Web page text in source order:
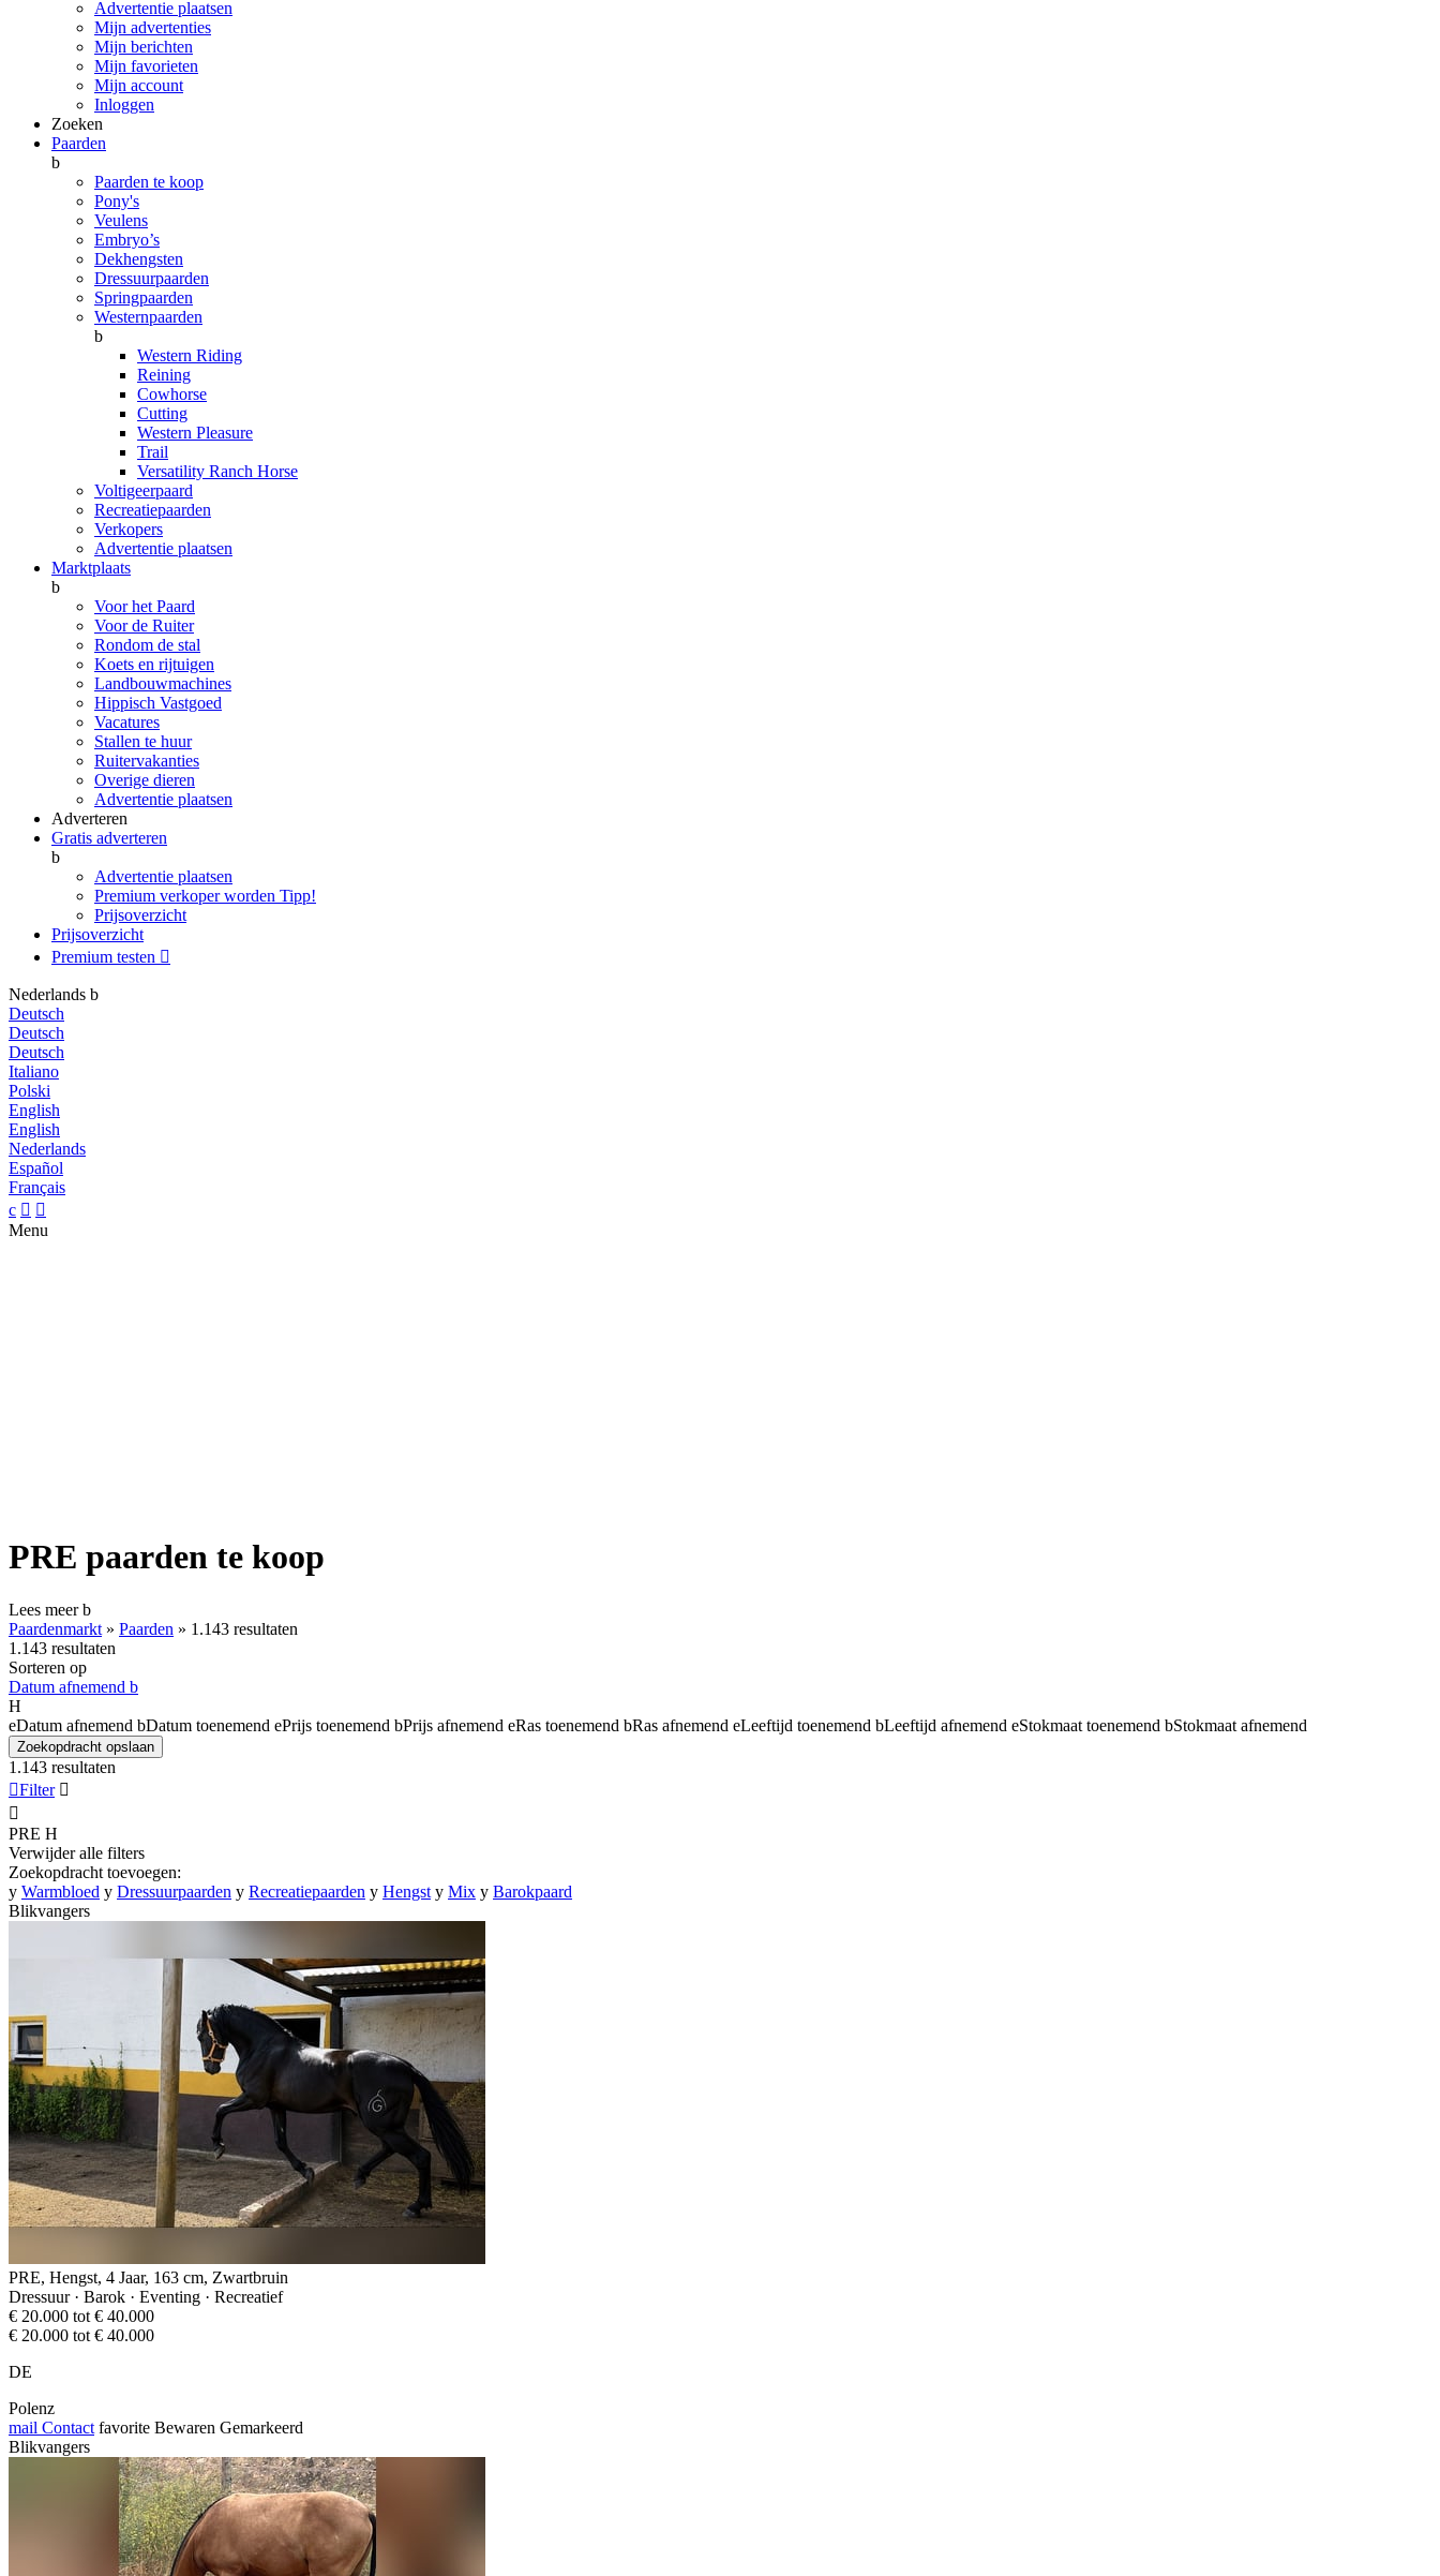
Advertentie plaatsen
Mijn advertenties
Mijn berichten
Mijn favorieten
Mijn account
Inloggen
Zoeken
Paarden
b
Paarden te koop
Pony's
Veulens
Embryo’s
Dekhengsten
Dressuurpaarden
Springpaarden
Westernpaarden
b
Western Riding
Reining
Cowhorse
Cutting
Western Pleasure
Trail
Versatility Ranch Horse
Voltigeerpaard
Recreatiepaarden
Verkopers
Advertentie plaatsen
Marktplaats
b
Voor het Paard
Voor de Ruiter
Rondom de stal
Koets en rijtuigen
Landbouwmachines
Hippisch Vastgoed
Vacatures
Stallen te huur
Ruitervakanties
Overige dieren
Advertentie plaatsen
Adverteren
Gratis adverteren
b
Advertentie plaatsen
Premium verkoper worden Tipp!
Prijsoverzicht
Prijsoverzicht
Premium testen 
Nederlands b
Deutsch
Deutsch
Deutsch
Italiano
Polski
English
English
Nederlands
Español
Français
c  
Menu
PRE paarden te koop
Lees meerb
Paardenmarkt » Paarden » 1.143 resultaten
1.143 resultaten
Sorteren op
Datum afnemend b
H
eDatum afnemend bDatum toenemend ePrijs toenemend bPrijs afnemend eRas toenemend bRas afnemend eLeeftijd toenemend bLeeftijd afnemend eStokmaat toenemend bStokmaat afnemend
Zoekopdracht opslaan
1.143 resultaten
Filter 

PRE H
Verwijder alle filters
Zoekopdracht toevoegen:
y Warmbloed y Dressuurpaarden y Recreatiepaarden y Hengst y Mix y Barokpaard
Blikvangers
PRE, Hengst, 4 Jaar, 163 cm, Zwartbruin
Dressuur · Barok · Eventing · Recreatief
€ 20.000 tot € 40.000
€ 20.000 tot € 40.000
DE
Polenz
mail Contact favorite Bewaren Gemarkeerd
Blikvangers